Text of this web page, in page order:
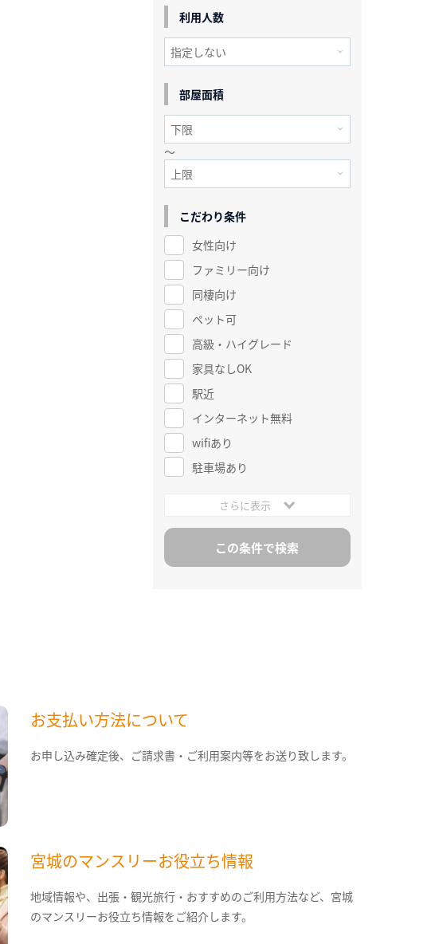
利用人数
部屋面積
～
こだわり条件
女性向け
ファミリー向け
同棲向け
ペット可
高級・ハイグレード
家具なしOK
駅近
インターネット無料
wifiあり
駐車場あり
さらに表示
お支払い方法について
お申し込み確定後、ご請求書・ご利用案内等をお送り致します。
宮城のマンスリーお役立ち情報
地域情報や、出張・観光旅行・おすすめのご利用方法など、宮城
のマンスリーお役立ち情報をご紹介します。